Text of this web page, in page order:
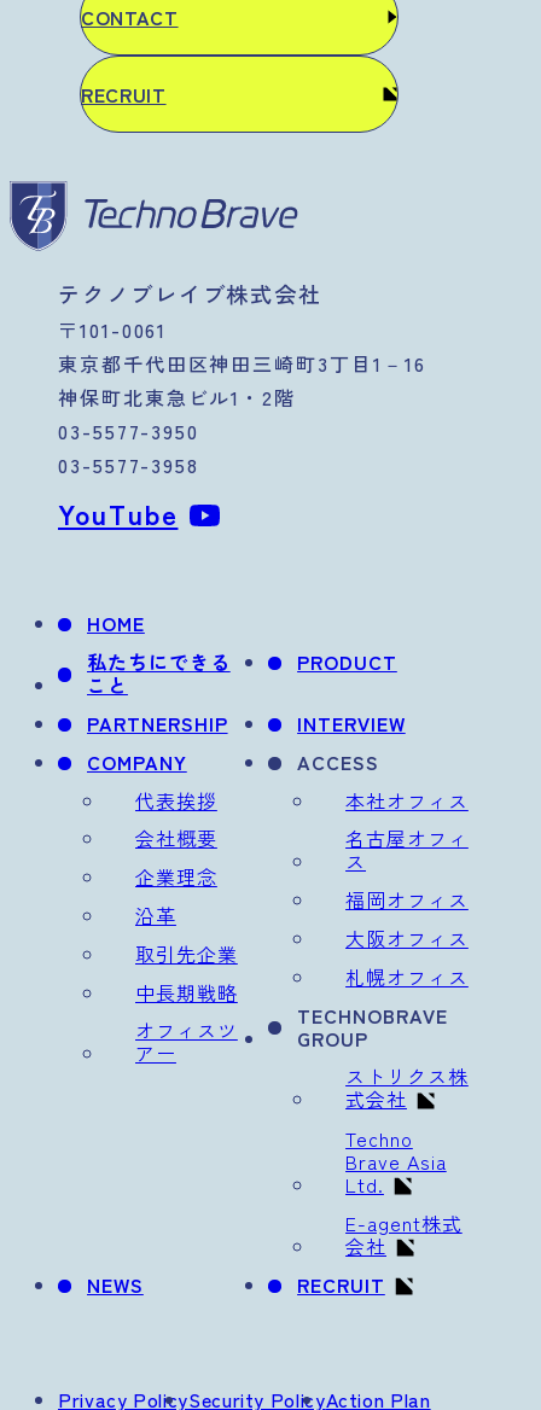
CONTACT
RECRUIT
テクノブレイブ株式会社
〒101-0061
東京都千代田区神田三崎町3丁目1－16
神保町北東急ビル1・2階
03-5577-3950
03-5577-3958
YouTube
HOME
私たちにできる
こと
PRODUCT
PARTNERSHIP
INTERVIEW
COMPANY
代表挨拶
会社概要
企業理念
沿革
取引先企業
中長期戦略
オフィスツ
アー
ACCESS
本社オフィス
名古屋オフィ
ス
福岡オフィス
大阪オフィス
札幌オフィス
TECHNOBRAVE
GROUP
ストリクス株
式会社
Techno
Brave Asia
Ltd.
E-agent株式
会社
NEWS
RECRUIT
Privacy PolicySecurity PolicyAction Plan